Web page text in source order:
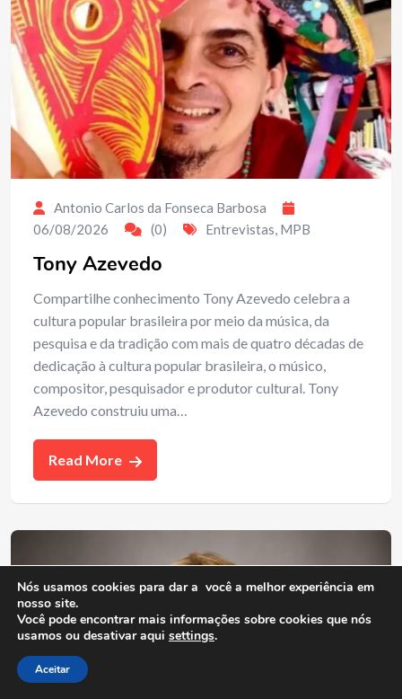
Antonio Carlos da Fonseca Barbosa
06/08/2026
(0) Entrevistas, MPB
Tony Azevedo
Compartilhe conhecimento Tony Azevedo celebra a
cultura popular brasileira por meio da música, da
pesquisa e da tradição com mais de quatro décadas de
dedicação à cultura popular brasileira, o músico,
compositor, pesquisador e produtor cultural. Tony
Azevedo construiu uma…
Read More
Nós usamos cookies para dar a você a melhor experiência em
nosso site.
Você pode encontrar mais informações sobre cookies que nós
usamos ou desativar aqui settings.
Aceitar